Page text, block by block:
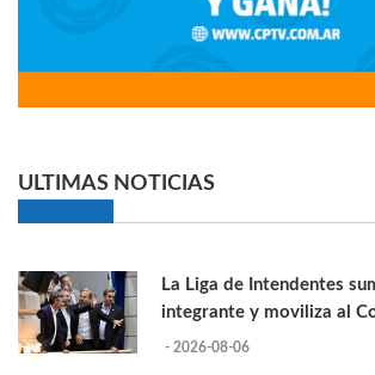
ULTIMAS NOTICIAS
La Liga de Intendentes
integrante y moviliza al
- 2026-08-06